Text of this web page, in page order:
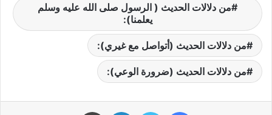
من دلالات الحديث ( الرسول صلى الله عليه وسلم
يعلمنا):
من دلالات الحديث (أتواصل مع غيري):
من دلالات الحديث (ضرورة الوعي):